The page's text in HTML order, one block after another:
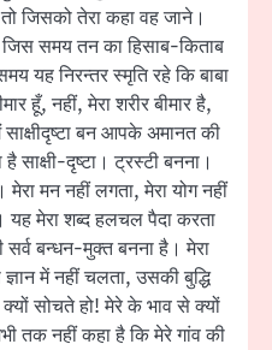
जिसको तेरा कहा वह जाने।
जिस समय तन का हिसाब-किताब
यह निरन्तर स्मृति रहे कि बाबा
हूँ, नहीं, मेरा शरीर बीमार है,
बन आपके अमानत की
साक्षी-दृष्टा। ट्रस्टी बनना।
मन नहीं लगता, मेरा योग नहीं
यह मेरा शब्द हलचल पैदा करता
सर्व बन्धन-मुक्त बनना है। मेरा
ज्ञान में नहीं चलता, उसकी बुद्धि
सोचते हो! मेरे के भाव से क्यों
तक नहीं कहा है कि मेरे गांव की